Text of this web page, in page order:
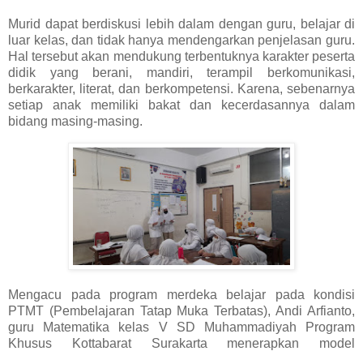
Murid dapat berdiskusi lebih dalam dengan guru, belajar di
luar kelas, dan tidak hanya mendengarkan penjelasan guru.
Hal tersebut akan mendukung terbentuknya karakter peserta
didik yang berani, mandiri, terampil berkomunikasi,
berkarakter, literat, dan berkompetensi. Karena, sebenarnya
setiap anak memiliki bakat dan kecerdasannya dalam
bidang masing-masing.
Mengacu pada program merdeka belajar pada kondisi
PTMT (Pembelajaran Tatap Muka Terbatas), Andi Arfianto,
guru Matematika kelas V SD Muhammadiyah Program
Khusus Kottabarat Surakarta menerapkan model